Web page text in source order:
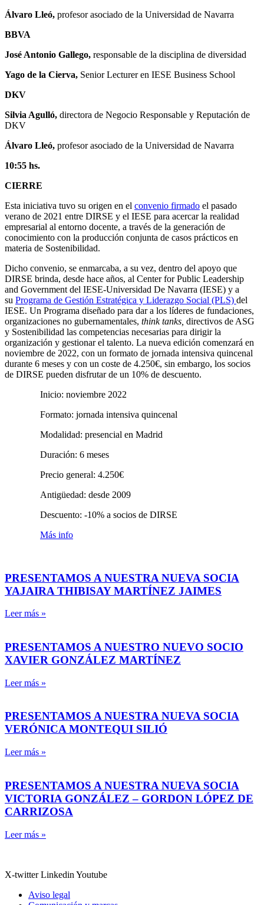
Álvaro Lleó, profesor asociado de la Universidad de Navarra
BBVA
José Antonio Gallego, responsable de la disciplina de diversidad
Yago de la Cierva, Senior Lecturer en IESE Business School
DKV
Silvia Agulló, directora de Negocio Responsable y Reputación de
DKV
Álvaro Lleó, profesor asociado de la Universidad de Navarra
10:55 hs.
CIERRE
Esta iniciativa tuvo su origen en el convenio firmado el pasado
verano de 2021 entre DIRSE y el IESE para acercar la realidad
empresarial al entorno docente, a través de la generación de
conocimiento con la producción conjunta de casos prácticos en
materia de Sostenibilidad.
Dicho convenio, se enmarcaba, a su vez, dentro del apoyo que
DIRSE brinda, desde hace años, al Center for Public Leadership
and Government del IESE-Universidad De Navarra (IESE) y a
su Programa de Gestión Estratégica y Liderazgo Social (PLS) del
IESE. Un Programa diseñado para dar a los líderes de fundaciones,
organizaciones no gubernamentales, think tanks, directivos de ASG
y Sostenibilidad las competencias necesarias para dirigir la
organización y gestionar el talento. La nueva edición comenzará en
noviembre de 2022, con un formato de jornada intensiva quincenal
durante 6 meses y con un coste de 4.250€, sin embargo, los socios
de DIRSE pueden disfrutar de un 10% de descuento.
Inicio: noviembre 2022
Formato: jornada intensiva quincenal
Modalidad: presencial en Madrid
Duración: 6 meses
Precio general: 4.250€
Antigüedad: desde 2009
Descuento: -10% a socios de DIRSE
Más info
PRESENTAMOS A NUESTRA NUEVA SOCIA
YAJAIRA THIBISAY MARTÍNEZ JAIMES
Leer más »
PRESENTAMOS A NUESTRO NUEVO SOCIO
XAVIER GONZÁLEZ MARTÍNEZ
Leer más »
PRESENTAMOS A NUESTRA NUEVA SOCIA
VERÓNICA MONTEQUI SILIÓ
Leer más »
PRESENTAMOS A NUESTRA NUEVA SOCIA
VICTORIA GONZÁLEZ – GORDON LÓPEZ DE
CARRIZOSA
Leer más »
X-twitter Linkedin Youtube
Aviso legal